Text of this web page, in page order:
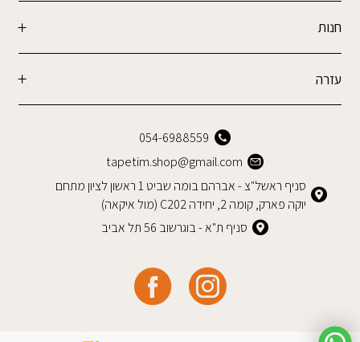
חנות
עזרה
054-6988559
tapetim.shop@gmail.com
סניף ראשל"צ - אברהם בומה שביט 1 ראשון לציון מתחם
יוקה פארק, קומה 2, יחידה C202 (מול איקאה)
סניף ת"א - בוגרשוב 56 תל אביב